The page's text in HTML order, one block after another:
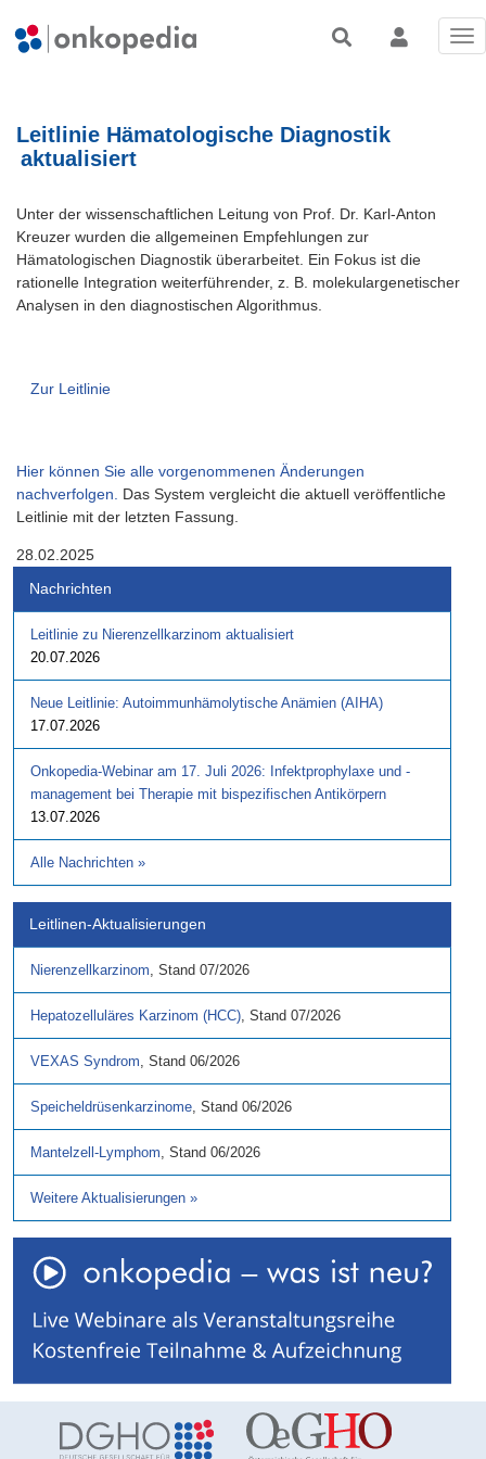
Leitlinie Hämatologische Diagnostik
aktualisiert
Unter der wissenschaftlichen Leitung von Prof. Dr. Karl-Anton
Kreuzer wurden die allgemeinen Empfehlungen zur
Hämatologischen Diagnostik überarbeitet. Ein Fokus ist die
rationelle Integration weiterführender, z. B. molekulargenetischer
Analysen in den diagnostischen Algorithmus.
Zur Leitlinie
Hier können Sie alle vorgenommenen Änderungen
nachverfolgen.
Das System vergleicht die aktuell veröffentliche
Leitlinie mit der letzten Fassung.
28.02.2025
Nachrichten
Leitlinie zu Nierenzellkarzinom aktualisiert
20.07.2026
Neue Leitlinie: Autoimmunhämolytische Anämien (AIHA)
17.07.2026
Onkopedia-Webinar am 17. Juli 2026: Infektprophylaxe und -
management bei Therapie mit bispezifischen Antikörpern
13.07.2026
Alle Nachrichten »
Leitlinen-Aktualisierungen
Nierenzellkarzinom, Stand 07/2026
Hepatozelluläres Karzinom (HCC), Stand 07/2026
VEXAS Syndrom, Stand 06/2026
Speicheldrüsenkarzinome, Stand 06/2026
Mantelzell-Lymphom, Stand 06/2026
Weitere Aktualisierungen »